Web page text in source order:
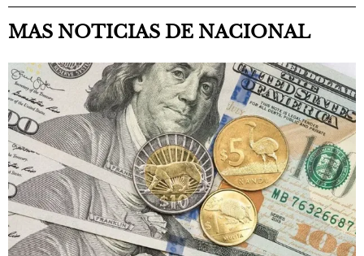
MAS NOTICIAS DE NACIONAL